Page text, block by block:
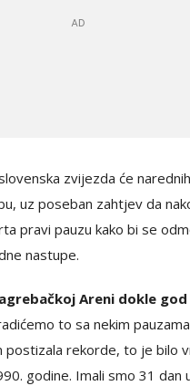
zvijezda će
uz poseban zahtjev da
pravi pauzu kako bi se
nastupe.
Areni dokle
to sa nekim
postizala rekorde, to je bilo
godine. Imali smo 31 dan